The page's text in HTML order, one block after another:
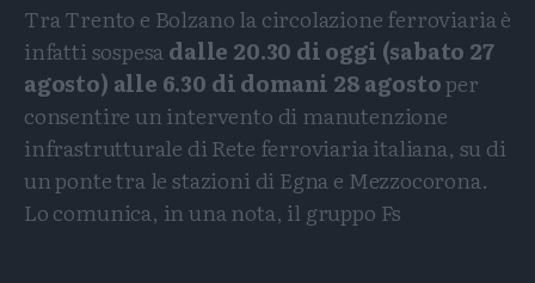
Tra Trento e Bolzano la circolazione ferroviaria è
infatti sospesadalle 20.30 di oggi (sabato 27
agosto) alle 6.30 di domani 28 agostoper
consentire un intervento di manutenzione
infrastrutturale di Rete ferroviaria italiana, su di
un ponte tra le stazioni di Egna e Mezzocorona.
Lo comunica, in una nota, il gruppo Fs